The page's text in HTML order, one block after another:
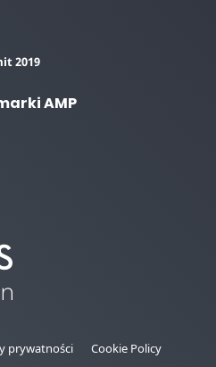
2019
AMP
prywatności Cookie Policy